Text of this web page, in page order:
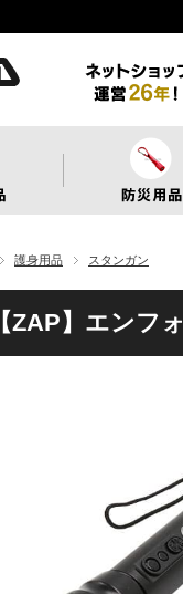
護身用品 スタンガン
【ZAP】エン